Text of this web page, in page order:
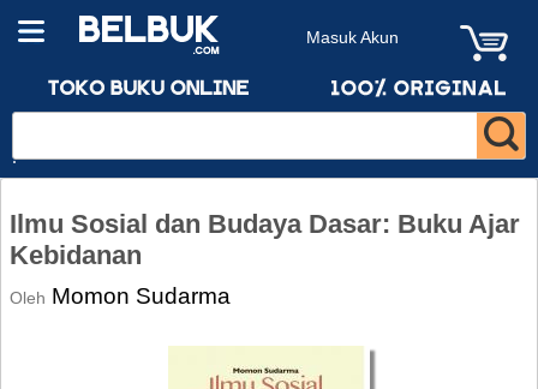
Masuk Akun
Ilmu Sosial dan Budaya Dasar: Buku Ajar
Kebidanan
Oleh Momon Sudarma